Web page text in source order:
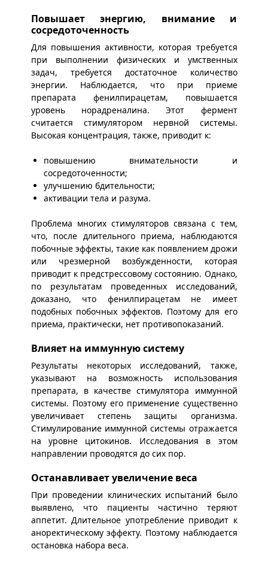
Повышает энергию, внимание и
сосредоточенность
Для повышения активности, которая требуется
при выполнении физических и умственных
задач, требуется достаточное количество
энергии. Наблюдается, что при приеме
препарата фенилпирацетам, повышается
уровень норадреналина. Этот фермент
считается стимулятором нервной системы.
Высокая концентрация, также, приводит к:
повышению внимательности и
сосредоточенности;
улучшению бдительности;
активации тела и разума.
Проблема многих стимуляторов связана с тем,
что, после длительного приема, наблюдаются
побочные эффекты, такие как появлением дрожи
или чрезмерной возбужденности, которая
приводит к предстрессовому состоянию. Однако,
по результатам проведенных исследований,
доказано, что фенилпирацетам не имеет
подобных побочных эффектов. Поэтому для его
приема, практически, нет противопоказаний.
Влияет на иммунную систему
Результаты некоторых исследований, также,
указывают на возможность использования
препарата, в качестве стимулятора иммунной
системы. Поэтому его применение существенно
увеличивает степень защиты организма.
Стимулирование иммунной системы отражается
на уровне цитокинов. Исследования в этом
направлении проводятся до сих пор.
Останавливает увеличение веса
При проведении клинических испытаний было
выявлено, что пациенты частично теряют
аппетит. Длительное употребление приводит к
аноректическому эффекту. Поэтому наблюдается
остановка набора веса.